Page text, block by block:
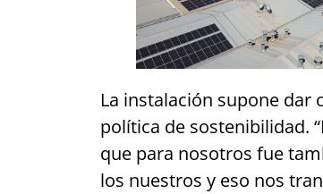
La instalación supone dar
política de sostenibilidad.
que para nosotros fue
los nuestros y eso nos